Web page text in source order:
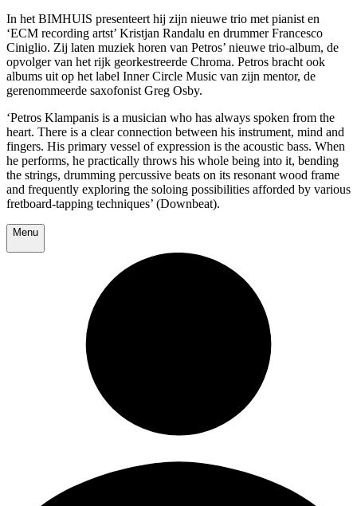
In het BIMHUIS presenteert hij zijn nieuwe trio met pianist en
‘ECM recording artst’ Kristjan Randalu en drummer Francesco
Ciniglio. Zij laten muziek horen van Petros’ nieuwe trio-album, de
opvolger van het rijk georkestreerde Chroma. Petros bracht ook
albums uit op het label Inner Circle Music van zijn mentor, de
gerenommeerde saxofonist Greg Osby.
‘Petros Klampanis is a musician who has always spoken from the
heart. There is a clear connection between his instrument, mind and
fingers. His primary vessel of expression is the acoustic bass. When
he performs, he practically throws his whole being into it, bending
the strings, drumming percussive beats on its resonant wood frame
and frequently exploring the soloing possibilities afforded by various
fretboard-tapping techniques’ (Downbeat).
Menu